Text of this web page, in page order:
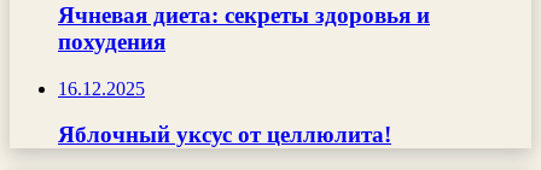
Ячневая диета: секреты здоровья и
похудения
16.12.2025
Яблочный уксус от целлюлита!